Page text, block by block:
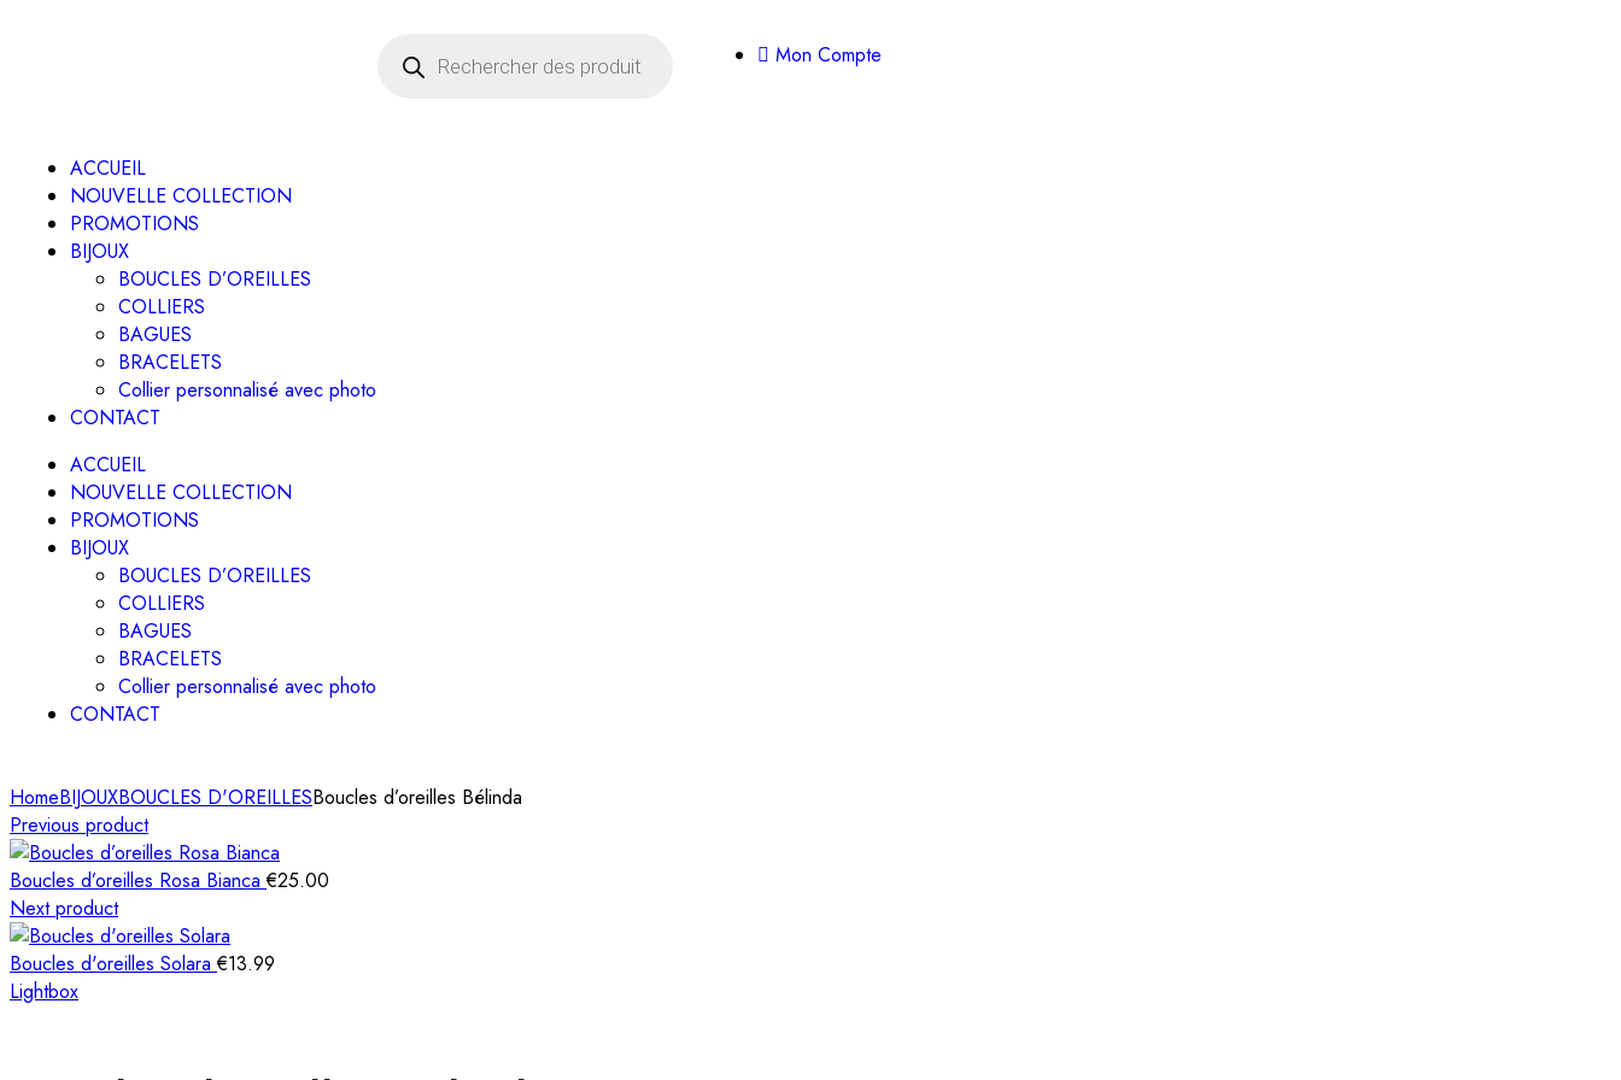
Mon Compte
ACCUEIL
NOUVELLE COLLECTION
PROMOTIONS
BIJOUX
BOUCLES D’OREILLES
COLLIERS
BAGUES
BRACELETS
Collier personnalisé avec photo
CONTACT
ACCUEIL
NOUVELLE COLLECTION
PROMOTIONS
BIJOUX
BOUCLES D’OREILLES
COLLIERS
BAGUES
BRACELETS
Collier personnalisé avec photo
CONTACT
HomeBIJOUXBOUCLES D'OREILLESBoucles d’oreilles Bélinda
Previous product
Boucles d’oreilles Rosa Bianca€25.00
Next product
Boucles d'oreilles Solara€13.99
Lightbox